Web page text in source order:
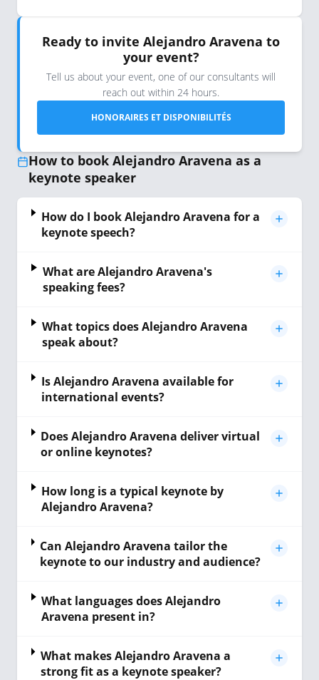
Ready to invite Alejandro Aravena to
your event?
Tell us about your event, one of our consultants will
reach out within 24 hours.
HONORAIRES ET DISPONIBILITÉS
How to book Alejandro Aravena as a
keynote speaker
How do I book Alejandro Aravena for a
keynote speech?
What are Alejandro Aravena's
speaking fees?
What topics does Alejandro Aravena
speak about?
Is Alejandro Aravena available for
international events?
Does Alejandro Aravena deliver virtual
or online keynotes?
How long is a typical keynote by
Alejandro Aravena?
Can Alejandro Aravena tailor the
keynote to our industry and audience?
What languages does Alejandro
Aravena present in?
What makes Alejandro Aravena a
strong fit as a keynote speaker?